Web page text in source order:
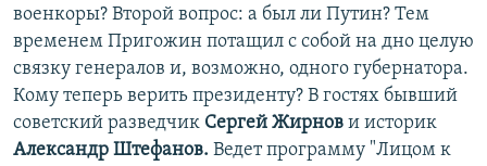
военкоры? Второй вопрос: а был ли Путин? Тем
временем Пригожин потащил с собой на дно целую
связку генералов и, возможно, одного губернатора.
Кому теперь верить президенту? В гостях бывший
советский разведчик Сергей Жирнов и историк
Александр Штефанов. Ведет программу "Лицом к